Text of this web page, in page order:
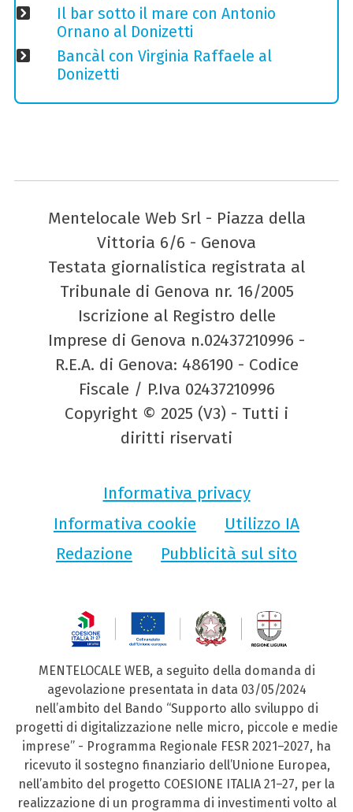
Il bar sotto il mare con Antonio
Ornano al Donizetti
Bancàl con Virginia Raffaele al
Donizetti
Mentelocale Web Srl - Piazza della
Vittoria 6/6 - Genova
Testata giornalistica registrata al
Tribunale di Genova nr. 16/2005
Iscrizione al Registro delle
Imprese di Genova n.02437210996 -
R.E.A. di Genova: 486190 - Codice
Fiscale / P.Iva 02437210996
Copyright © 2025 (V3) - Tutti i
diritti riservati
Informativa privacy
Informativa cookie
Utilizzo IA
Redazione
Pubblicità sul sito
MENTELOCALE WEB, a seguito della domanda di
agevolazione presentata in data 03/05/2024
nell’ambito del Bando “Supporto allo sviluppo di
progetti di digitalizzazione nelle micro, piccole e medie
imprese” - Programma Regionale FESR 2021–2027, ha
ricevuto il sostegno finanziario dell’Unione Europea,
nell’ambito del progetto COESIONE ITALIA 21–27, per la
realizzazione di un programma di investimenti volto al